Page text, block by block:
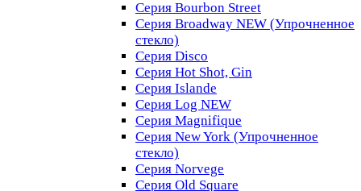
Серия Bourbon Street
Серия Broadway NEW (Упрочненное
стекло)
Серия Disco
Серия Hot Shot, Gin
Серия Islande
Серия Log NEW
Серия Magnifique
Серия New York (Упрочненное
стекло)
Серия Norvege
Серия Old Square